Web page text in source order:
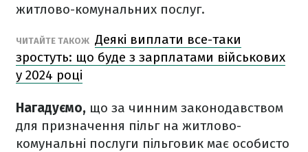
житлово-комунальних послуг.
ЧИТАЙТЕ ТАКОЖ Деякі виплати все-таки
зростуть: що буде з зарплатами військових
у 2024 році
Нагадуємо, що за чинним законодавством
для призначення пільг на житлово-
комунальні послуги пільговик має особисто